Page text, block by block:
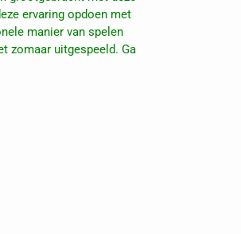
ervaring opdoen met
manier van spelen
zomaar uitgespeeld. Ga